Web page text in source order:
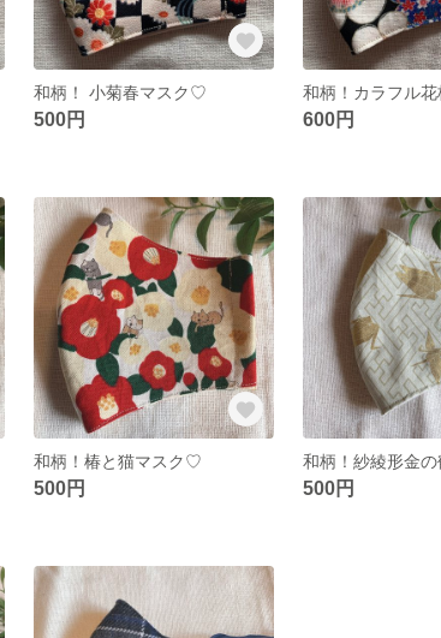
和柄！ 小菊春マスク♡
500円
和柄！カラフル
600円
和柄！椿と猫マスク♡
500円
和柄！紗綾形金
500円